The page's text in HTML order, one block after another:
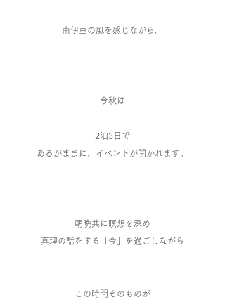
南伊豆の風を感じながら。
今秋は
2泊3日で
あるがままに、イベントが開かれます。
朝晩共に瞑想を深め
真理の話をする「今」を過ごしながら
この時間そのものが